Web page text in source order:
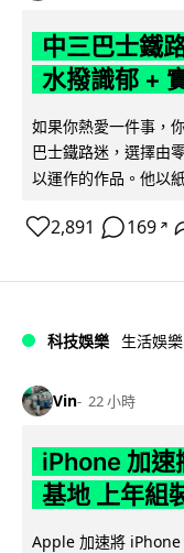
中三巴士鐵
水撥識郁 +
如果你熱愛一件事，
巴士鐵路迷，選擇由
以運作的作品。他以
2,891 169 ↗
科技娛樂 生活娛樂
Vin 22 小時
iPhone 加速
基地 上年組
Apple 加速將 iPhone